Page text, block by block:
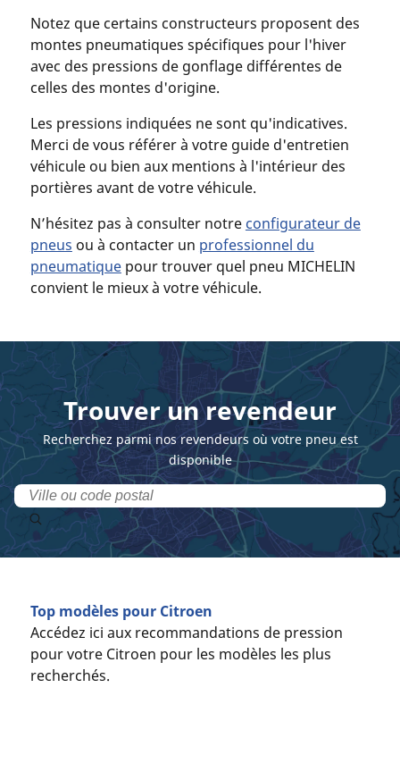
Notez que certains constructeurs proposent des
montes pneumatiques spécifiques pour l'hiver
avec des pressions de gonflage différentes de
celles des montes d'origine.
Les pressions indiquées ne sont qu'indicatives.
Merci de vous référer à votre guide d'entretien
véhicule ou bien aux mentions à l'intérieur des
portières avant de votre véhicule.
N’hésitez pas à consulter notre configurateur de
pneus ou à contacter un professionnel du
pneumatiquepour trouver quel pneu MICHELIN
convient le mieux à votre véhicule.
Trouver un revendeur
Recherchez parmi nos revendeurs où votre pneu est
disponible
Top modèles pour Citroen
Accédez ici aux recommandations de pression
pour votre Citroen pour les modèles les plus
recherchés.